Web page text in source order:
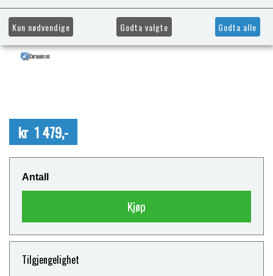
kr 1 479,-
Antall
Kjøp
Tilgjengelighet
Kun nødvendige Godta valgte Godta alle